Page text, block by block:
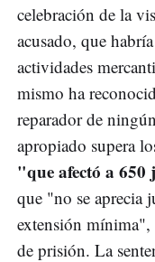
celebración de la
acusado, que
actividades
mismo ha
reparador de
apropiado supera
"que afectó a 650
que "no se aprecia
extensión mínima",
de prisión. La